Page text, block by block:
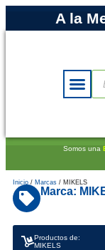
A la
Somos una
Inicio / Marcas / MIKELS
Marca:
Productos de:
MIKELS